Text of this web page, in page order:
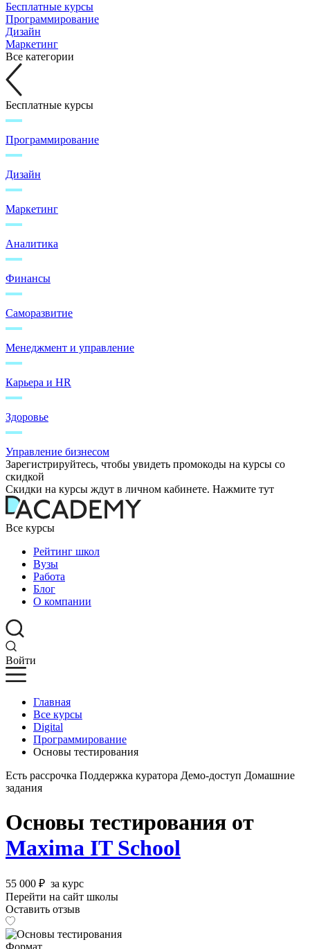
Бесплатные курсы
Программирование
Дизайн
Маркетинг
Все категории
Бесплатные курсы
Программирование
Дизайн
Маркетинг
Аналитика
Финансы
Саморазвитие
Менеджмент и управление
Карьера и HR
Здоровье
Управление бизнесом
Зарегистрируйтесь, чтобы увидеть промокоды на курсы со
скидкой
Скидки на курсы ждут в личном кабинете. Нажмите тут
Все курсы
Рейтинг школ
Вузы
Работа
Блог
О компании
Войти
Главная
Все курсы
Digital
Программирование
Основы тестирования
Есть рассрочка Поддержка куратора Демо-доступ Домашние
задания
Основы тестирования от
Maxima IT School
55 000 ₽ за курс
Перейти на сайт школы
Оставить отзыв